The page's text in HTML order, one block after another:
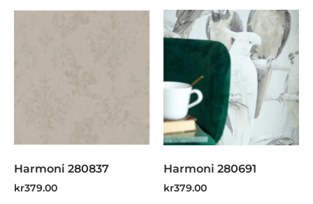
Harmoni 280837
kr379.00
Harmoni 280691
kr379.00